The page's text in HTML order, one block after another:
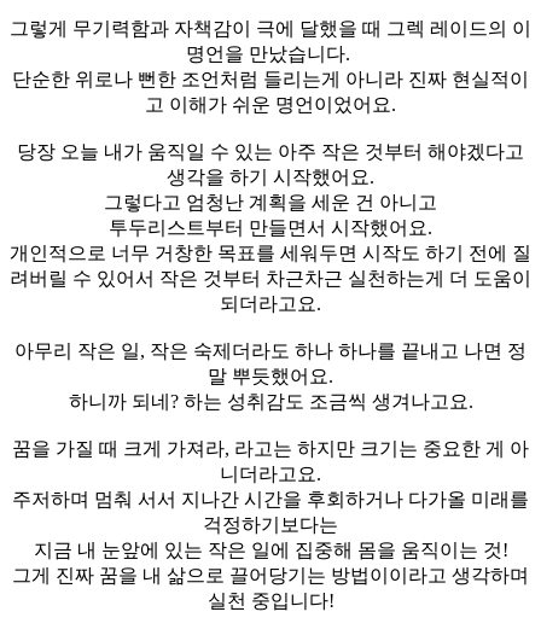
그렇게 무기력함과 자책감이 극에 달했을 때 그렉 레이드의 이
명언을 만났습니다.
단순한 위로나 뻔한 조언처럼 들리는게 아니라 진짜 현실적이
고 이해가 쉬운 명언이었어요.
당장 오늘 내가 움직일 수 있는 아주 작은 것부터 해야겠다고
생각을 하기 시작했어요.
그렇다고 엄청난 계획을 세운 건 아니고
투두리스트부터 만들면서 시작했어요.
개인적으로 너무 거창한 목표를 세워두면 시작도 하기 전에 질
려버릴 수 있어서 작은 것부터 차근차근 실천하는게 더 도움이
되더라고요.
아무리 작은 일, 작은 숙제더라도 하나 하나를 끝내고 나면 정
말 뿌듯했어요.
하니까 되네? 하는 성취감도 조금씩 생겨나고요.
꿈을 가질 때 크게 가져라, 라고는 하지만 크기는 중요한 게 아
니더라고요.
주저하며 멈춰 서서 지나간 시간을 후회하거나 다가올 미래를
걱정하기보다는
지금 내 눈앞에 있는 작은 일에 집중해 몸을 움직이는 것!
그게 진짜 꿈을 내 삶으로 끌어당기는 방법이이라고 생각하며
실천 중입니다!